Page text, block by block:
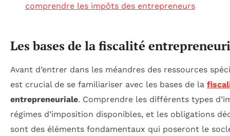
comprendre les impôts des entrepreneurs
Les bases de la fiscalité
Avant d’entrer dans les méandres des ressources
est crucial de se familiariser avec les bases de la
entrepreneuriale. Comprendre les différents types
régimes d’imposition disponibles, et les obligations
sont des éléments fondamentaux qui poseront le